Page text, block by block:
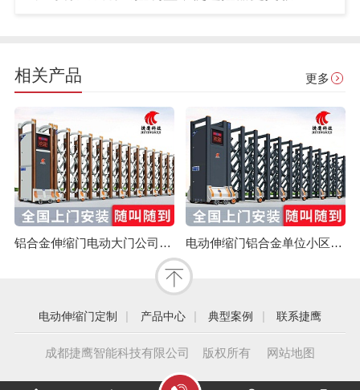
相关产品 更多
铝合金伸缩门电动大门公司单位医院工厂分段平移折叠自动收缩门 电动伸缩门铝合金单位小区别墅大门遥控自动无轨拉伸门医院收缩门
电动伸缩门定制 | 产品中心 | 典型案例 | 联系捷鹰
成都捷鹰智能科技有限公司 版权所有 网站地图